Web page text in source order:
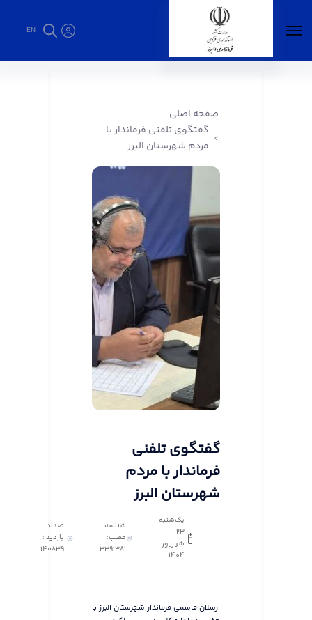
EN
صفحه اصلی
گفتگوی تلفنی فرماندار با
مردم شهرستان البرز
گفتگوی تلفنی
فرماندار با مردم
شهرستان البرز
یک‌شنبه
23
شهریور
1404
شناسه
مطلب:
3391381
تعداد
بازدید :
140839
ارسلان قاسمی فرماندار شهرستان البرز با